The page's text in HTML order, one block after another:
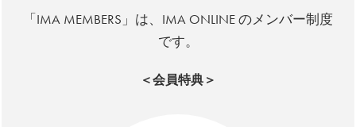
「IMA MEMBERS」は、IMA ONLINE のメンバー制度
です。
＜会員特典＞